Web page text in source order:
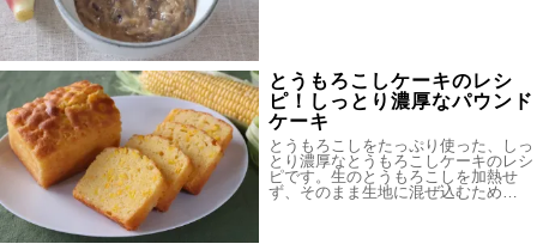
とうもろこしケーキのレシ
ピ！しっとり濃厚なパウンド
ケーキ
とうもろこしをたっぷり使った、しっ
とり濃厚なとうもろこしケーキのレシ
ピです。生のとうもろこしを加熱せ
ず、そのまま生地に混ぜ込むため…